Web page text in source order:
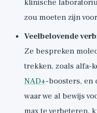
klinische
zou moeten zijn
Veelbelovende
Ze bespreken
trekken, zoals alfa-
NAD+-boosters, en
waar we al bewijs
max te verbeteren,